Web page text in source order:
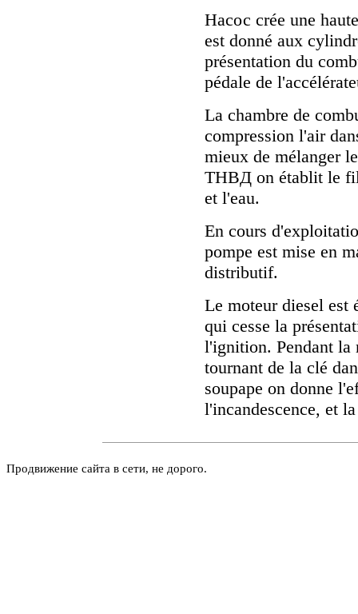
Hасос crée une
est donné aux
présentation du
pédale de
La chambre de
compression l'air
mieux de mélanger
THBД on établit le
et l'eau.
En cours
pompe est mise en
distributif.
Le moteur diesel est
qui cesse la
l'ignition. Pendant la
tournant de la clé
soupape on donne
l'incandescence, et
Продвижение сайта в сети, не дорого.